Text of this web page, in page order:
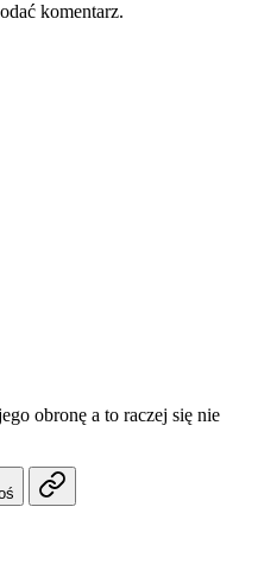
komentarz.
obronę a to raczej się nie